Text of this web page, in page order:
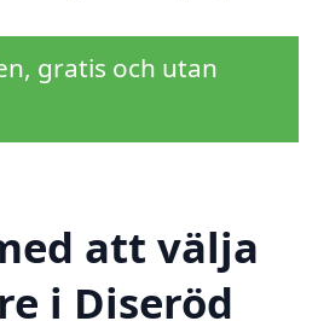
gratis och utan
att välja
i Diseröd